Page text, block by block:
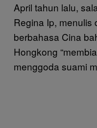
April tahun lalu,
Regina Ip, menulis
berbahasa Cina
Hongkong
menggoda suami